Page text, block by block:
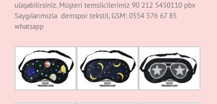
ulaşabilirsiniz. Müşteri temsilcilerimiz 90 212 5450110 pbx
Saygılarımızla demspor tekstil, GSM: 0554 576 67 85
whatsapp